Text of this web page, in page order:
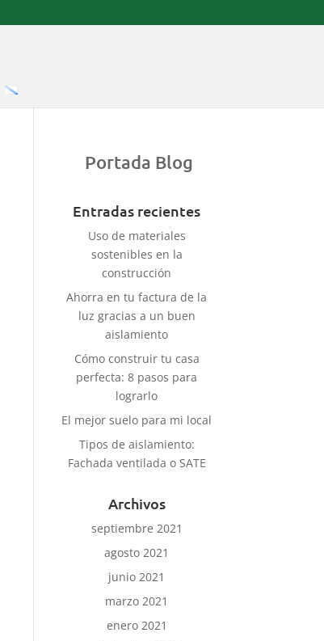
Portada Blog
Entradas recientes
Uso de materiales
sostenibles en la
construcción
Ahorra en tu factura de la
luz gracias a un buen
aislamiento
Cómo construir tu casa
perfecta: 8 pasos para
lograrlo
El mejor suelo para mi local
Tipos de aislamiento:
Fachada ventilada o SATE
Archivos
septiembre 2021
agosto 2021
junio 2021
marzo 2021
enero 2021